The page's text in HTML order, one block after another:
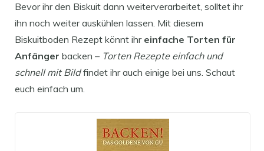
Bevor ihr den Biskuit dann weiterverarbeitet, solltet ihr
ihn noch weiter auskühlen lassen. Mit diesem
Biskuitboden Rezept könnt ihr einfache Torten für
Anfänger backen – Torten Rezepte einfach und
schnell mit Bildfindet ihr auch einige bei uns. Schaut
euch einfach um.